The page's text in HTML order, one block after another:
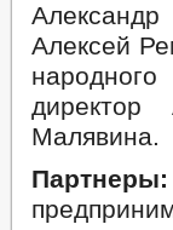
Алексей
Малявина.
Партнеры: